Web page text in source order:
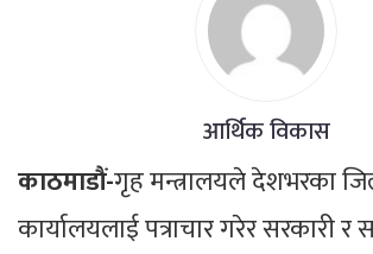
आर्थिक विकास
काठमाडौं-गृह मन्त्रालयले देशभरका
कार्यालयलाई पत्राचार गरेर सरकारी र